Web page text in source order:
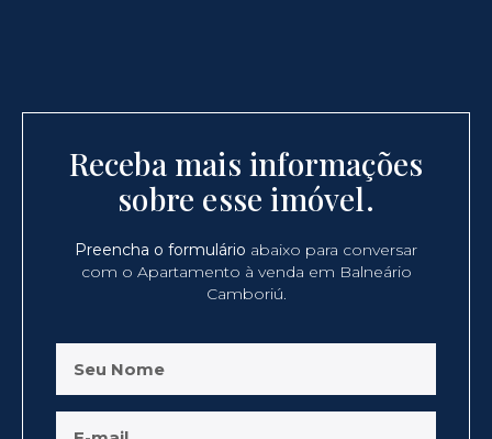
Receba mais informações
sobre esse imóvel.
Preencha o formulário abaixo para conversar
com o Apartamento à venda em Balneário
Camboriú.